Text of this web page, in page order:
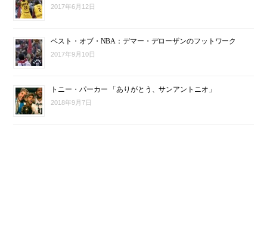
2017年6月12日
ベスト・オブ・NBA：デマー・デローザンのフットワーク
2017年9月10日
トニー・パーカー 「ありがとう、サンアントニオ」
2018年9月7日